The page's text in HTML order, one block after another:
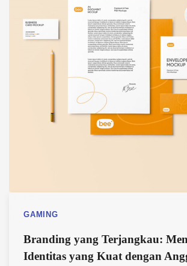
GAMING
Branding yang Terjangkau:
Identitas yang Kuat dengan